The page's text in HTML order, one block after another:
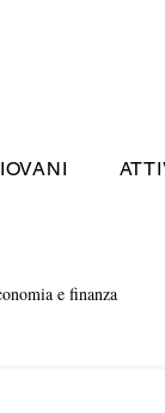
e finanza